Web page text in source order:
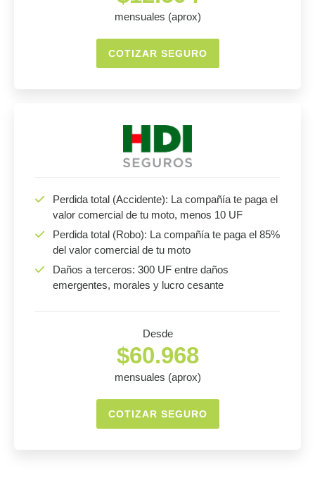
mensuales (aprox)
COTIZAR SEGURO
Perdida total (Accidente): La compañía te paga el
valor comercial de tu moto, menos 10 UF
Perdida total (Robo): La compañía te paga el 85%
del valor comercial de tu moto
Daños a terceros: 300 UF entre daños
emergentes, morales y lucro cesante
Desde
$60.968
mensuales (aprox)
COTIZAR SEGURO